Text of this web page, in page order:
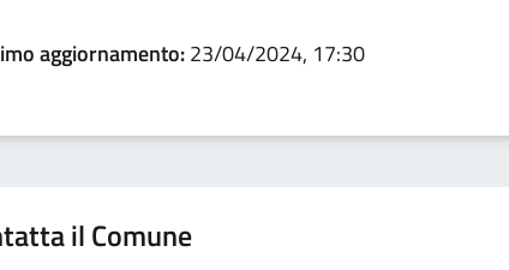
aggiornamento:23/04/2024, 17:30
il Comune